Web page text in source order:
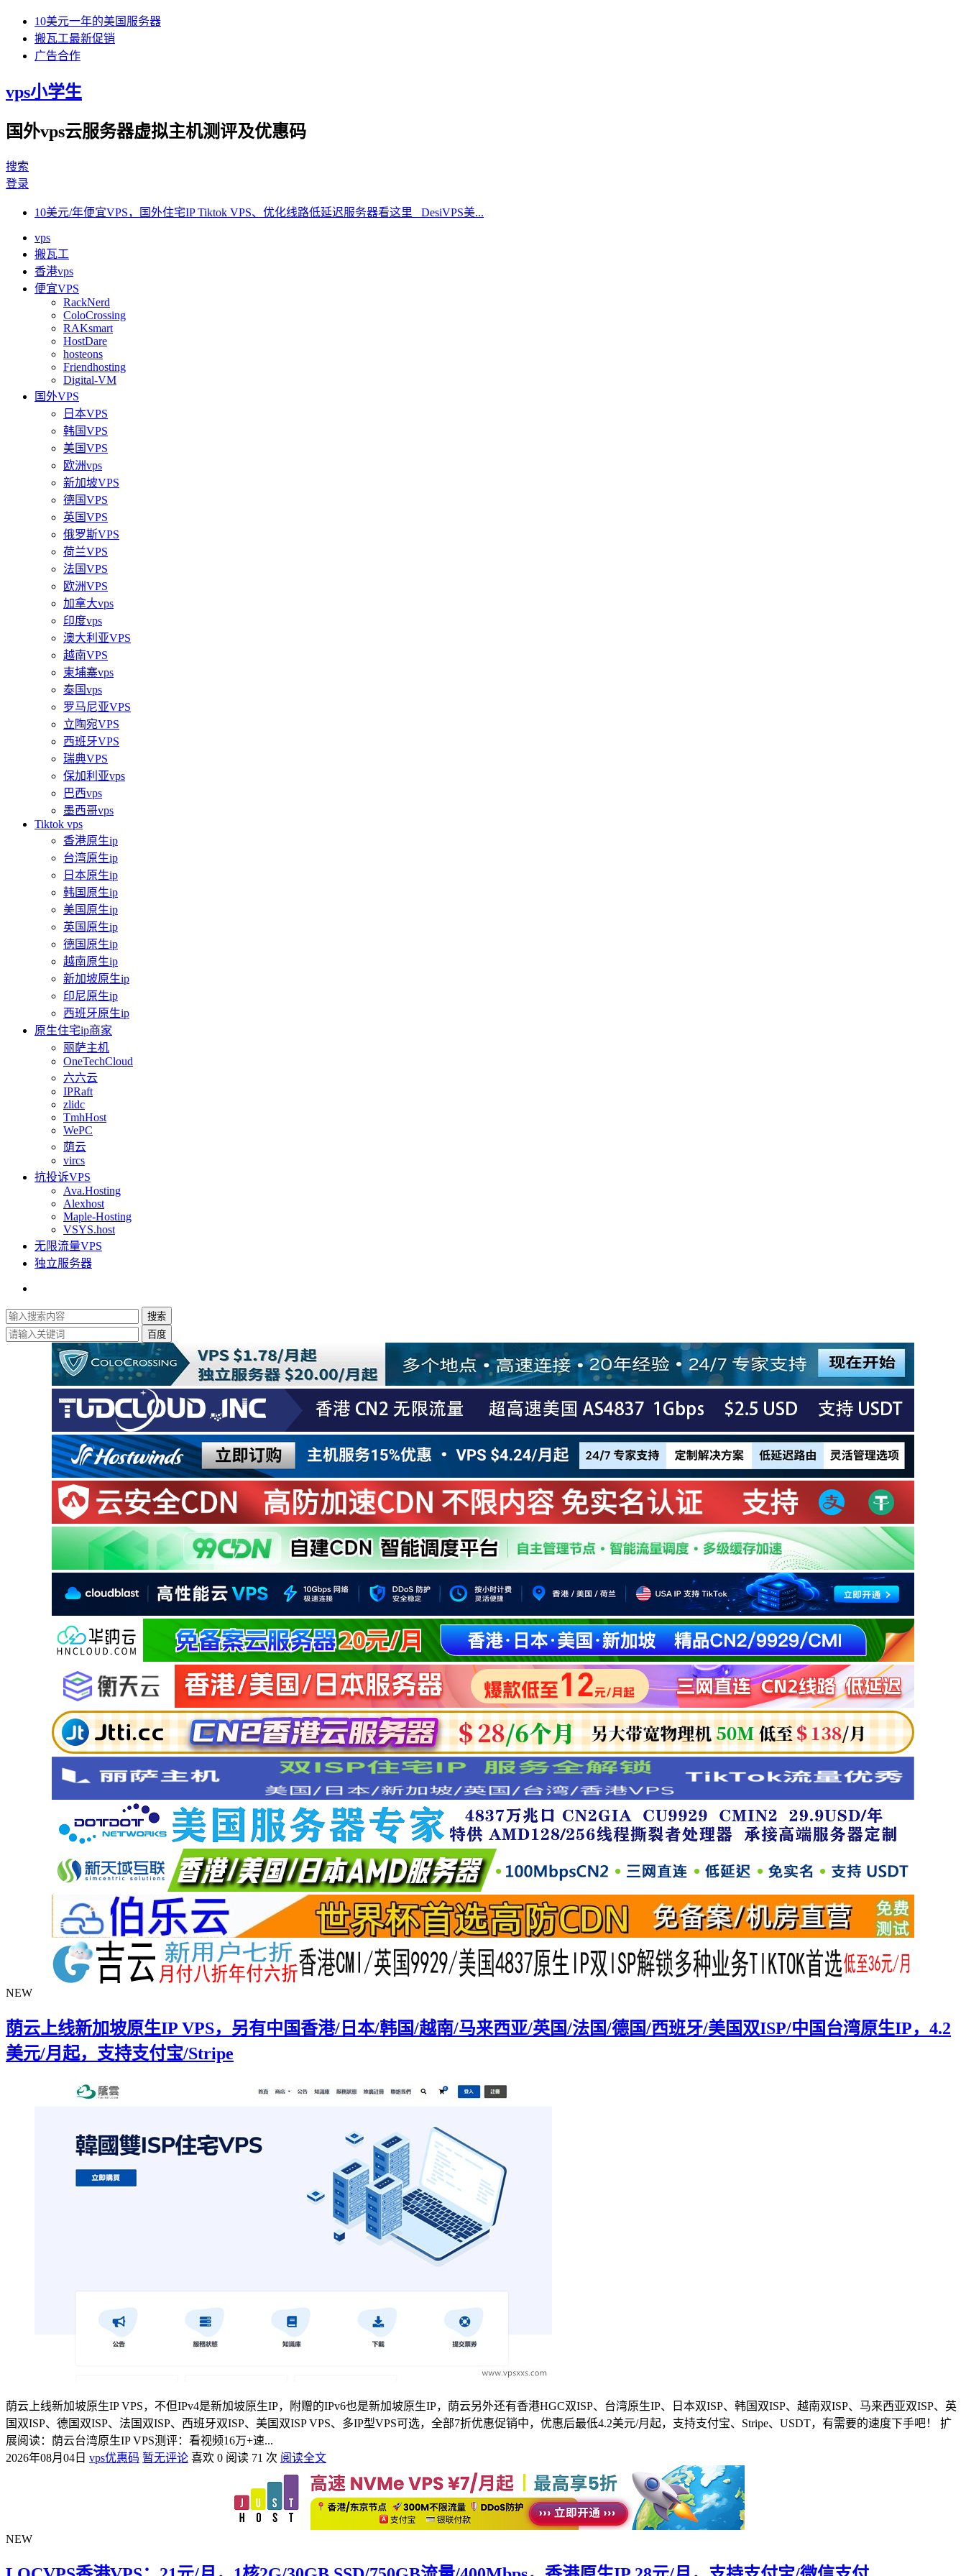
10美元一年的美国服务器
搬瓦工最新促销
广告合作
vps小学生
国外vps云服务器虚拟主机测评及优惠码
搜索
登录
10美元/年便宜VPS，国外住宅IP Tiktok VPS、优化线路低延迟服务器看这里 DesiVPS美...
vps
搬瓦工
香港vps
便宜VPS
RackNerd
ColoCrossing
RAKsmart
HostDare
hosteons
Friendhosting
Digital-VM
国外VPS
日本VPS
韩国VPS
美国VPS
欧洲vps
新加坡VPS
德国VPS
英国VPS
俄罗斯VPS
荷兰VPS
法国VPS
欧洲VPS
加拿大vps
印度vps
澳大利亚VPS
越南VPS
柬埔寨vps
泰国vps
罗马尼亚VPS
立陶宛VPS
西班牙VPS
瑞典VPS
保加利亚vps
巴西vps
墨西哥vps
Tiktok vps
香港原生ip
台湾原生ip
日本原生ip
韩国原生ip
美国原生ip
英国原生ip
德国原生ip
越南原生ip
新加坡原生ip
印尼原生ip
西班牙原生ip
原生住宅ip商家
丽萨主机
OneTechCloud
六六云
IPRaft
zlidc
TmhHost
WePC
荫云
vircs
抗投诉VPS
Ava.Hosting
Alexhost
Maple-Hosting
VSYS.host
无限流量VPS
独立服务器
NEW
荫云上线新加坡原生IP VPS，另有中国香港/日本/韩国/越南/马来西亚/英国/法国/德国/西班牙/美国双ISP/中国台湾原生IP，4.2
美元/月起，支持支付宝/Stripe
荫云上线新加坡原生IP VPS，不但IPv4是新加坡原生IP，附赠的IPv6也是新加坡原生IP，荫云另外还有香港HGC双ISP、台湾原生IP、日本双ISP、韩国双ISP、越南双ISP、马来西亚双ISP、英
国双ISP、德国双ISP、法国双ISP、西班牙双ISP、美国双ISP VPS、多IP型VPS可选，全部7折优惠促销中，优惠后最低4.2美元/月起，支持支付宝、Stripe、USDT，有需要的速度下手吧！ 扩
展阅读：荫云台湾原生IP VPS测评：看视频16万+速...
2026年08月04日 vps优惠码 暂无评论 喜欢 0 阅读 71 次 阅读全文
NEW